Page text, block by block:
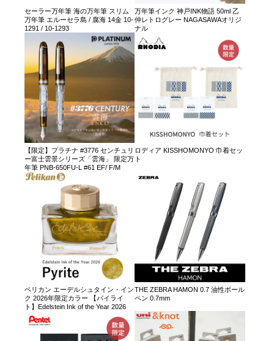
セーラー万年筆 海の万年筆 スリム
万年筆 エルーセラ島 / 腐海 14金 10-
1291 / 10-1293
万年筆インク 神戸INK物語 50ml 乙
仲レトログレー NAGASAWAオリジ
ナル
【限定】プラチナ #3776 センチュリ
ー富士雲景シリーズ「雲海」 限定万
年筆 PNB-650FU-L #61 EF/ F/M
ロディア KISSHOMONYO 巾着セッ
ト
ペリカン エーデルシュタイン・イン
ク 2026年限定カラー 【パイライ
ト】Edelstein Ink of the Year 2026
THE ZEBRA HAMON 0.7 油性ボール
ペン 0.7mm